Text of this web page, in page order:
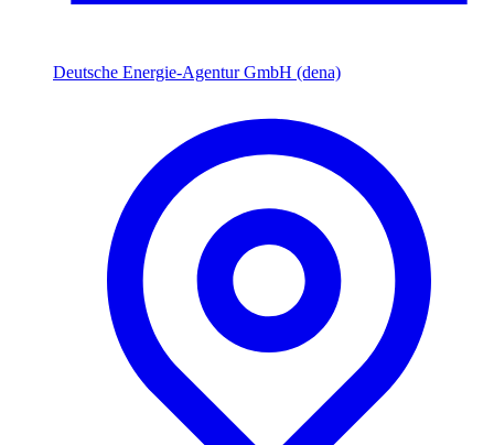
Deutsche Energie-Agentur GmbH (dena)